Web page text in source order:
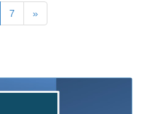
7 »